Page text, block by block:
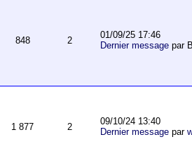
848 2
01/09/25 17:46
Dernier messagepar
1 877 2
09/10/24 13:40
Dernier messagepar